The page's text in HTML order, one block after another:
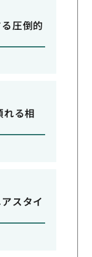
圧倒的
る相
スタイ